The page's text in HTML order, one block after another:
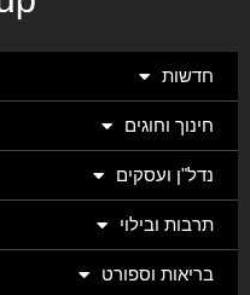
חדשות
חינוך וחוגים
נדל"ן ועסקים
תרבות ובילוי
בריאות וספורט